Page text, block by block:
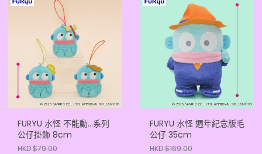
FURYU 水怪 不能動...系列
公仔掛飾 8cm
HKD $79.00
FURYU 水怪 週年紀念版毛
公仔 35cm
HKD $169.00